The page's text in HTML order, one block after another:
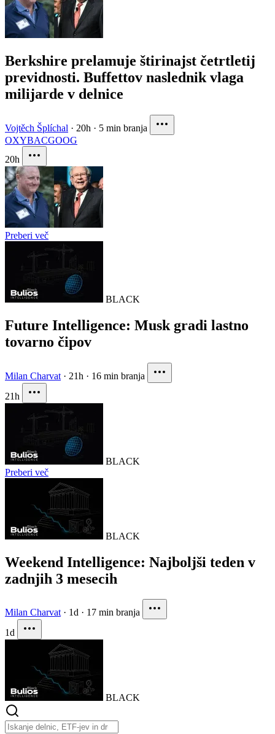
Berkshire prelamuje štirinajst četrtletij
previdnosti. Buffettov naslednik vlaga
milijarde v delnice
Vojtěch Šplíchal · 20h · 5 min branja
OXYBACGOOG
20h
Preberi več
BLACK
Future Intelligence: Musk gradi lastno
tovarno čipov
Milan Charvat · 21h · 16 min branja
21h
BLACK
Preberi več
BLACK
Weekend Intelligence: Najboljši teden v
zadnjih 3 mesecih
Milan Charvat · 1d · 17 min branja
1d
BLACK